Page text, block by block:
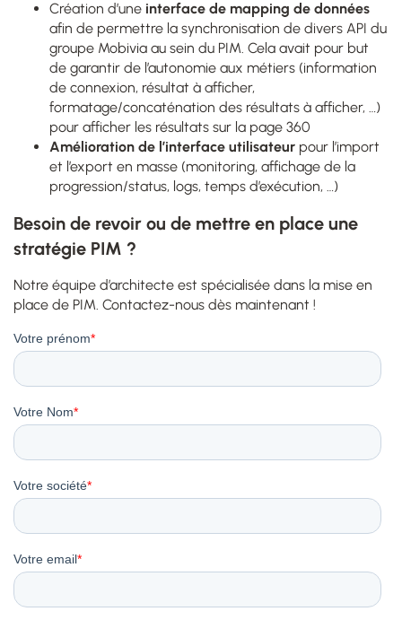
Création d’une interface de mapping de données
afin de permettre la synchronisation de divers API du
groupe Mobivia au sein du PIM. Cela avait pour but
de garantir de l’autonomie aux métiers (information
de connexion, résultat à afficher,
formatage/concaténation des résultats à afficher, …)
pour afficher les résultats sur la page 360
Amélioration de l’interface utilisateur pour l’import
et l’export en masse (monitoring, affichage de la
progression/status, logs, temps d’exécution, …)
Besoin de revoir ou de mettre en place une
stratégie PIM ?
Notre équipe d’architecte est spécialisée dans la mise en
place de PIM. Contactez-nous dès maintenant !